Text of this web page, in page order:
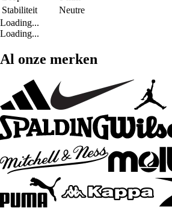
Stabiliteit
Neutre
Loading...
Loading...
Al onze merken